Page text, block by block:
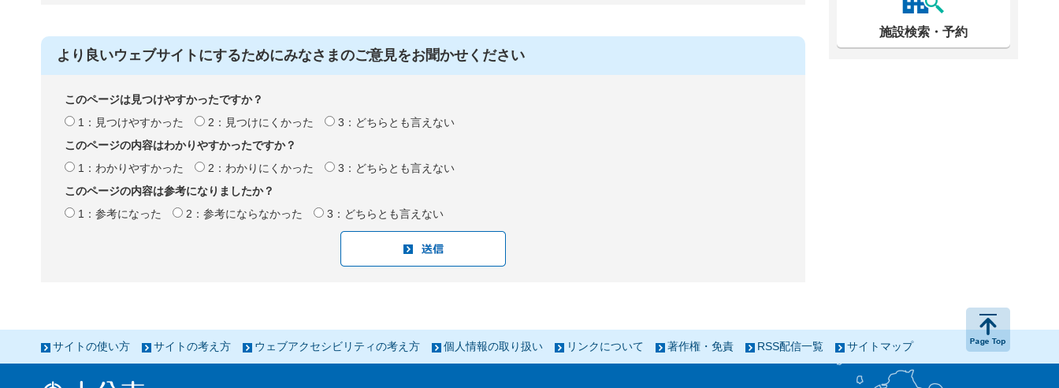
より良いウェブサイトにするためにみなさまのご意見をお聞かせください
このページは見つけやすかったですか？
1：見つけやすかった
2：見つけにくかった
3：どちらとも言えない
このページの内容はわかりやすかったですか？
1：わかりやすかった
2：わかりにくかった
3：どちらとも言えない
このページの内容は参考になりましたか？
1：参考になった
2：参考にならなかった 3：どちらとも言えない
施設検索・予約
サイトの使い方 サイトの考え方 ウェブアクセシビリティの考え方 個人情報の取り扱い リンクについて 著作権・免責 RSS配信一覧 サイトマップ